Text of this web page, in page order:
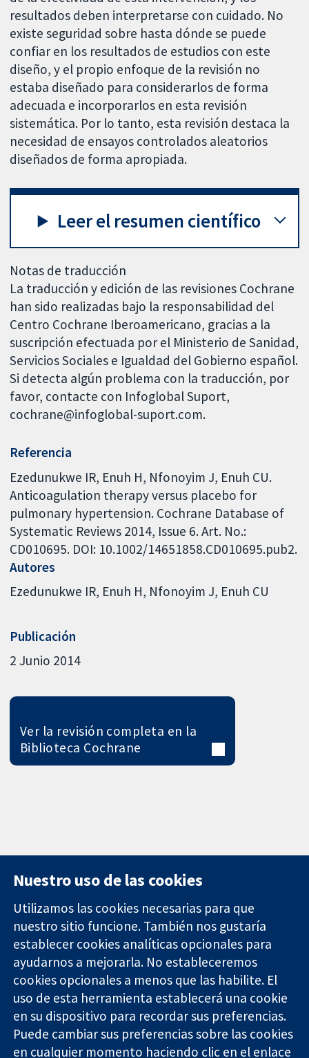
resultados deben interpretarse con cuidado. No
existe seguridad sobre hasta dónde se puede
confiar en los resultados de estudios con este
diseño, y el propio enfoque de la revisión no
estaba diseñado para considerarlos de forma
adecuada e incorporarlos en esta revisión
sistemática. Por lo tanto, esta revisión destaca la
necesidad de ensayos controlados aleatorios
diseñados de forma apropiada.
Leer el resumen científico
Notas de traducción
La traducción y edición de las revisiones Cochrane
han sido realizadas bajo la responsabilidad del
Centro Cochrane Iberoamericano, gracias a la
suscripción efectuada por el Ministerio de Sanidad,
Servicios Sociales e Igualdad del Gobierno español.
Si detecta algún problema con la traducción, por
favor, contacte con Infoglobal Suport,
cochrane@infoglobal-suport.com.
Referencia
Ezedunukwe IR, Enuh H, Nfonoyim J, Enuh CU.
Anticoagulation therapy versus placebo for
pulmonary hypertension. Cochrane Database of
Systematic Reviews 2014, Issue 6. Art. No.:
CD010695. DOI: 10.1002/14651858.CD010695.pub2.
Autores
Ezedunukwe IR Enuh H Nfonoyim J Enuh CU
Publicación
2 Junio 2014
Ver la revisión completa en la
Biblioteca Cochrane
Evidencia fiable.
Decisiones
informadas.
Mejor salud.
11-13 Cavendish
Square
Londres
W1G 0AN
Reino Unido
Contacto
Noticias
Prensa
Sobre
nosotros
Empleo
Cochrane
Library
Nuestro uso de las cookies
Utilizamos las cookies necesarias para que
nuestro sitio funcione. También nos gustaría
establecer cookies analíticas opcionales para
ayudarnos a mejorarla. No estableceremos
cookies opcionales a menos que las habilite. El
uso de esta herramienta establecerá una cookie
en su dispositivo para recordar sus preferencias.
Puede cambiar sus preferencias sobre las cookies
en cualquier momento haciendo clic en el enlace